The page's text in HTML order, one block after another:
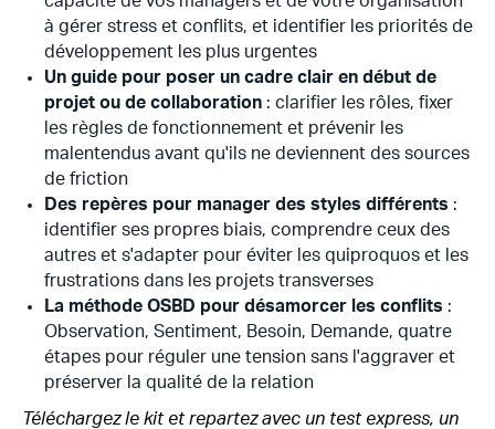
à gérer stress et conflits, et identifier les priorités de
développement les plus urgentes
Un guide pour poser un cadre clair en début de
projet ou de collaboration : clarifier les rôles, fixer
les règles de fonctionnement et prévenir les
malentendus avant qu'ils ne deviennent des sources
de friction
Des repères pour manager des styles différents :
identifier ses propres biais, comprendre ceux des
autres et s'adapter pour éviter les quiproquos et les
frustrations dans les projets transverses
La méthode OSBD pour désamorcer les conflits :
Observation, Sentiment, Besoin, Demande, quatre
étapes pour réguler une tension sans l'aggraver et
préserver la qualité de la relation
Téléchargez le kit et repartez avec un test express, un